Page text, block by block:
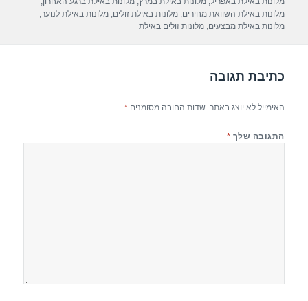
o
o
p
p
m
מלונות באילת השוואת מחירים,מלונות באילת זולים,מלונות באילת לנוער,
מלונות באילת מבצעים,מלונות זולים באילת
כתיבת תגובה
האימייל לא יוצג באתר. שדות החובה מסומנים*
התגובה שלך *